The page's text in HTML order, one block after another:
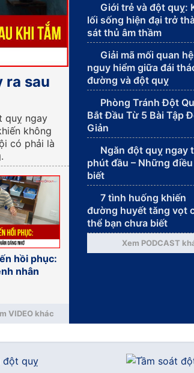
ra sau
quỵ ngay
không
có phải là
hồi phục:
nhân
VIDEO khác
Giới trẻ và đột quỵ:
lối sống hiện đại trở
sát thủ âm thầm
Giải mã mối quan hệ
nguy hiểm giữa đái
đường và đột quỵ
Phòng Tránh Đột
Bắt Đầu Từ 5 Bài Tập
Giản
Ngăn đột quỵ ngay
phút đầu – Những
biết
7 tình huống khiến
đường huyết tăng vọt
thể bạn chưa biết
Xem PODCAST